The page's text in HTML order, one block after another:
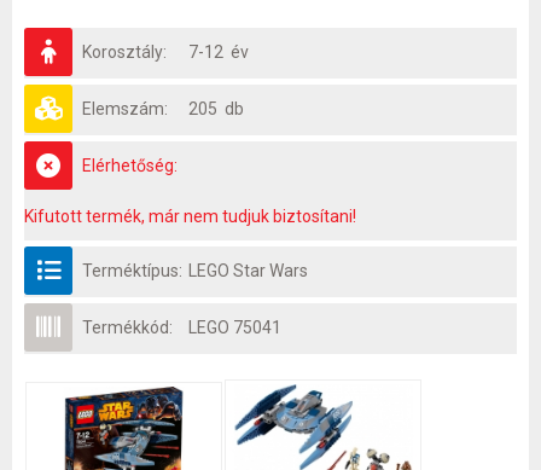
Korosztály: 7-12 év
Elemszám: 205 db
Elérhetőség:
Kifutott termék, már nem tudjuk biztosítani!
Terméktípus: LEGO Star Wars
Termékkód: LEGO 75041